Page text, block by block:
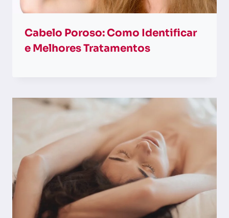
Cabelo Poroso: Como Identificar
e Melhores Tratamentos